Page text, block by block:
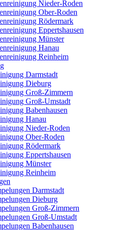
Nieder-Roden
Ober-Roden
Rödermark
Eppertshausen
Münster
Hanau
Reinheim
Darmstadt
Dieburg
Groß-Zimmern
Groß-Umstadt
Babenhausen
Hanau
Nieder-Roden
Ober-Roden
Rödermark
Eppertshausen
Münster
Reinheim
Darmstadt
Dieburg
Groß-Zimmern
Groß-Umstadt
Babenhausen